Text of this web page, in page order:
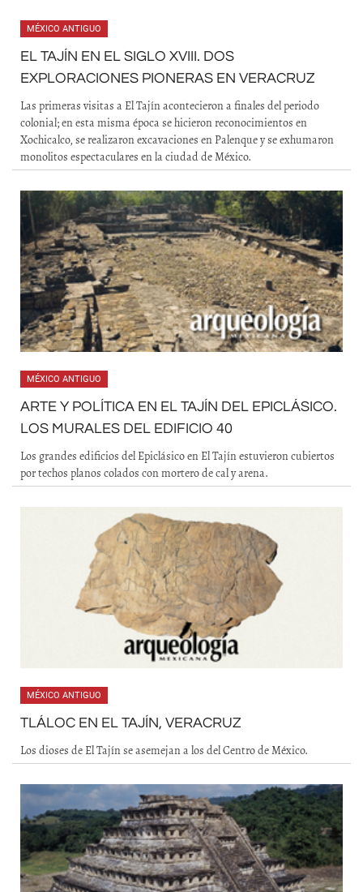
MÉXICO ANTIGUO
EL TAJÍN EN EL SIGLO XVIII. DOS
EXPLORACIONES PIONERAS EN VERACRUZ
Las primeras visitas a El Tajín acontecieron a finales del periodo
colonial; en esta misma época se hicieron reconocimientos en
Xochicalco, se realizaron excavaciones en Palenque y se exhumaron
monolitos espectaculares en la ciudad de México.
MÉXICO ANTIGUO
ARTE Y POLÍTICA EN EL TAJÍN DEL EPICLÁSICO.
LOS MURALES DEL EDIFICIO 40
Los grandes edificios del Epiclásico en El Tajín estuvieron cubiertos
por techos planos colados con mortero de cal y arena.
MÉXICO ANTIGUO
TLÁLOC EN EL TAJÍN, VERACRUZ
Los dioses de El Tajín se asemejan a los del Centro de México.